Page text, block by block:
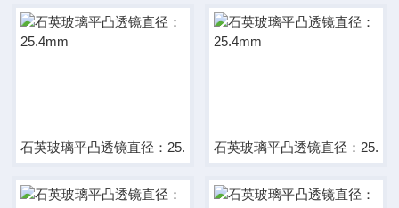
石英玻璃平凸透镜直径：25.4mm石英玻璃平凸透镜直径：